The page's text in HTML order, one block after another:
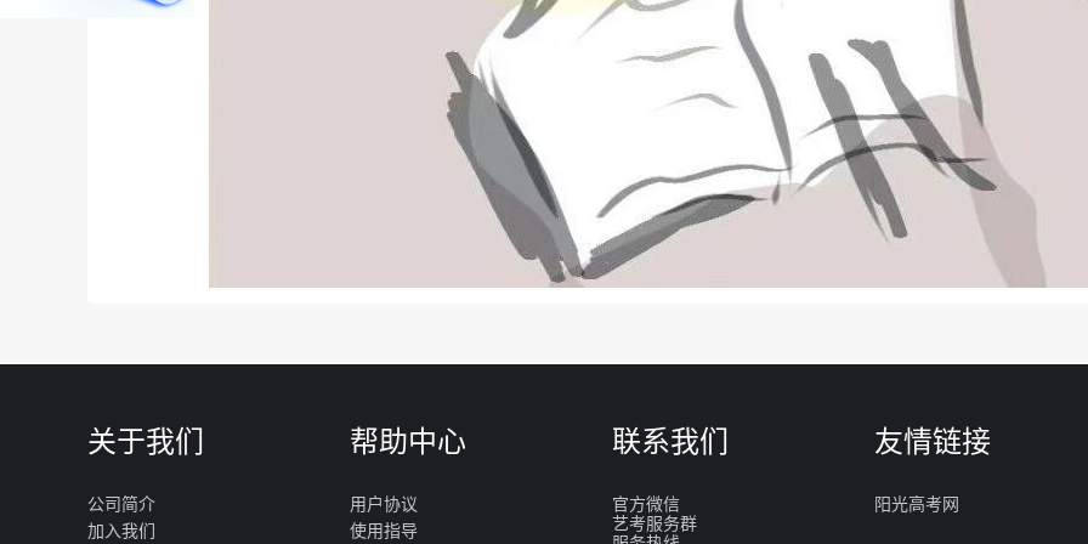
关于我们
公司简介
加入我们
帮助中心
用户协议
使用指导
联系我们
官方微信
艺考服务群
友情链接
阳光高考网